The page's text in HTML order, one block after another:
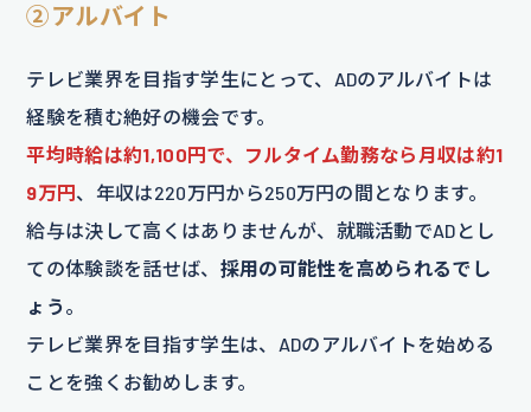
②アルバイト
テレビ業界を目指す学生にとって、ADのアルバイトは
経験を積む絶好の機会です。
平均時給は約1,100円で、フルタイム勤務なら月収は約1
9万円 、年収は220万円から250万円の間となります。
給与は決して高くはありませんが、就職活動でADとし
ての体験談を話せば、 採用の可能性を高められるでし
ょう 。
テレビ業界を目指す学生は、ADのアルバイトを始める
ことを強くお勧めします。